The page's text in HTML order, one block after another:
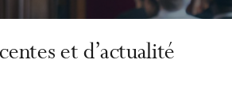
et d’actualité